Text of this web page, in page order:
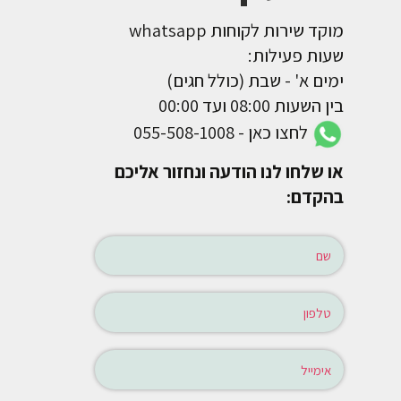
מוקד שירות לקוחות whatsapp
שעות פעילות:
ימים א' - שבת (כולל חגים)
בין השעות 08:00 ועד 00:00
לחצו כאן - 055-508-1008
או שלחו לנו הודעה ונחזור אליכם
בהקדם: